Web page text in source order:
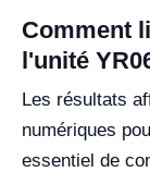
Comment
l'unité
Les résultats
numériques
essentiel de